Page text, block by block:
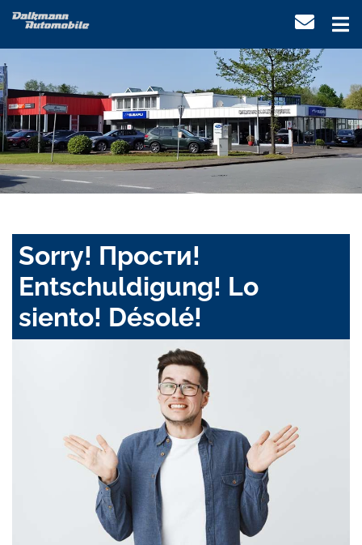
Sorry! Прости!
Entschuldigung! Lo
siento! Désolé!